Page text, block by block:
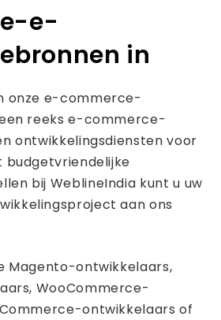
e-
in
onze e-commerce-
reeks e-commerce-
ontwikkelingsdiensten voor
budgetvriendelijke
bij WeblineIndia kunt u uw
aan ons
Magento-ontwikkelaars,
WooCommerce-
ontwikkelaars of